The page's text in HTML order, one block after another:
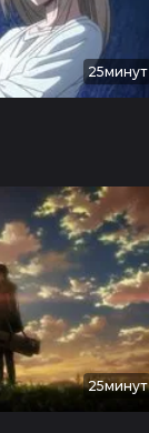
25минут
25минут